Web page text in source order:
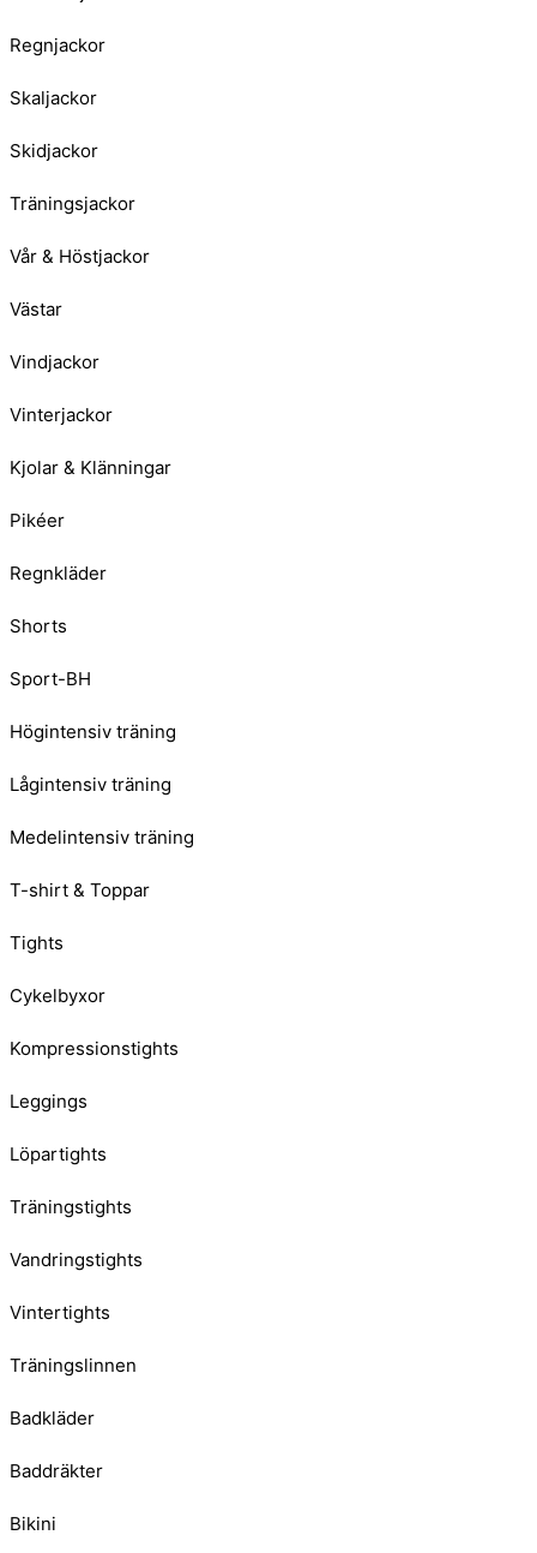
Regnjackor
Skaljackor
Skidjackor
Träningsjackor
Vår & Höstjackor
Västar
Vindjackor
Vinterjackor
Kjolar & Klänningar
Pikéer
Regnkläder
Shorts
Sport-BH
Högintensiv träning
Lågintensiv träning
Medelintensiv träning
T-shirt & Toppar
Tights
Cykelbyxor
Kompressionstights
Leggings
Löpartights
Träningstights
Vandringstights
Vintertights
Träningslinnen
Badkläder
Baddräkter
Bikini